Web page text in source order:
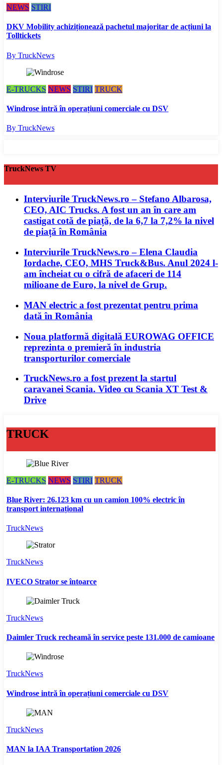
NEWS STIRI
DKV Mobility achiziționează pachetul majoritar de acțiuni la
Tolltickets
By TruckNews
E-TRUCKS NEWS STIRI TRUCK
Windrose intră în operațiuni comerciale cu DSV
By TruckNews
TruckNews TV
Interviurile TruckNews.ro – Stefano Albarosa,
CEO, AIC Trucks. A fost un an în care am
castigat cotă de piață, de la 6,7 la 7,2% la nivel
de piață în România
Interviurile TruckNews.ro – Elena Claudia
Iordache, CEO, MHS Truck&Bus. Anul 2024 l-
am încheiat cu o cifră de afaceri de 114
milioane de Euro, la nivel de Grup.
MAN electric a fost prezentat pentru prima
dată în România
Noua platformă digitală EUROWAG OFFICE
reprezinta o premieră în industria
transporturilor comerciale
TruckNews.ro a fost prezent la startul
caravanei Scania. Video cu Scania XT Test &
Drive
TRUCK
E-TRUCKS NEWS STIRI TRUCK
Blue River: 26.123 km cu un camion 100% electric în
transport internațional
TruckNews
TruckNews
IVECO Strator se întoarce
TruckNews
Daimler Truck recheamă în service peste 131.000 de camioane
TruckNews
Windrose intră în operațiuni comerciale cu DSV
TruckNews
MAN la IAA Transportation 2026